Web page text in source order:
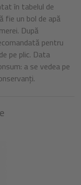
în tabelul de
fie un bol de apă
După
pentru
pe plic. Data
a se vedea pe